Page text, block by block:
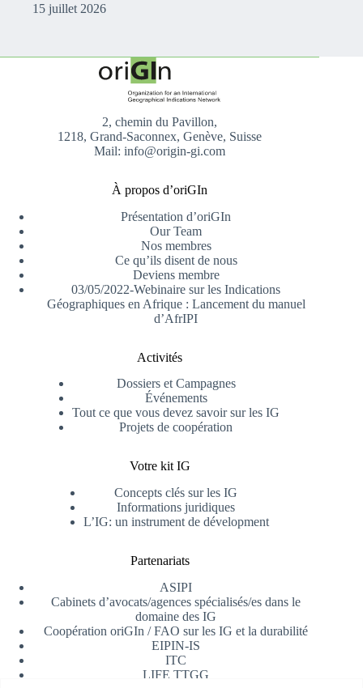
15 juillet 2026
2, chemin du Pavillon,
1218, Grand-Saconnex, Genève, Suisse
Mail: info@origin-gi.com
À propos d’oriGIn
Présentation d’oriGIn
Our Team
Nos membres
Ce qu’ils disent de nous
Deviens membre
03/05/2022-Webinaire sur les Indications
Géographiques en Afrique : Lancement du manuel
d’AfrIPI
Activités
Dossiers et Campagnes
Événements
Tout ce que vous devez savoir sur les IG
Projets de coopération
Votre kit IG
Concepts clés sur les IG
Informations juridiques
L’IG: un instrument de dévelopment
Partenariats
ASIPI
Cabinets d’avocats/agences spécialisés/es dans le
domaine des IG
Coopération oriGIn / FAO sur les IG et la durabilité
EIPIN-IS
ITC
LIFE TTGG